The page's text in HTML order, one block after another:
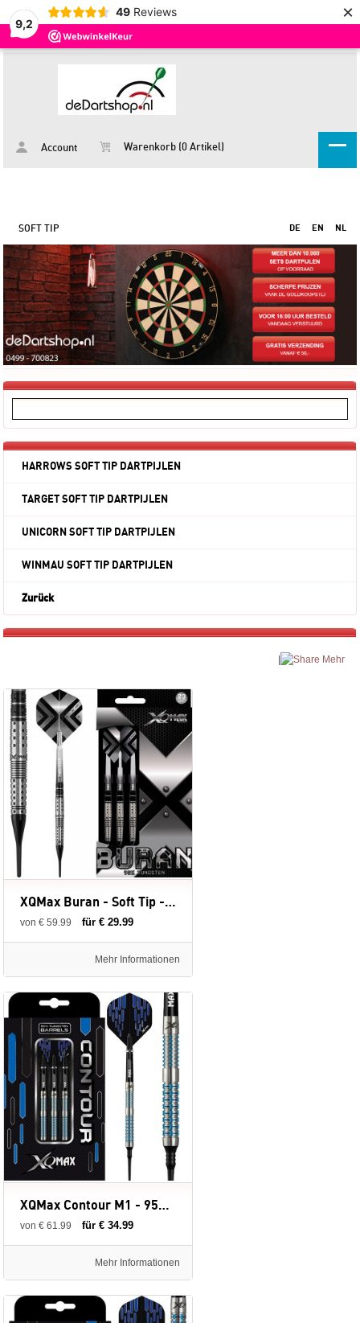
9,2
49 Reviews ×
Account Warenkorb (0 Artikel)
SOFT TIP DE EN NL
HARROWS SOFT TIP DARTPIJLEN
TARGET SOFT TIP DARTPIJLEN
UNICORN SOFT TIP DARTPIJLEN
WINMAU SOFT TIP DARTPIJLEN
Zurück
Mehr
XQMax Buran - Soft Tip - 18 gram - 90% - dartpijlen
von € 59.99 für € 29.99
Mehr Informationen
XQMax Contour M1 - 95% - Soft Tip - 18-20 gram - dartpijlen
von € 61.99 für € 34.99
Mehr Informationen